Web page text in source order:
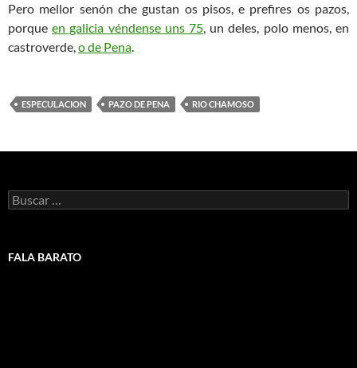
Pero mellor senón che gustan os pisos, e prefires os pazos,
porqueen galicia véndense uns 75, un deles, polo menos, en
castroverde,o de Pena.
ESPECULACION PAZO DE PENA RIO CHAMOSO
Buscar:
FALA BARATO